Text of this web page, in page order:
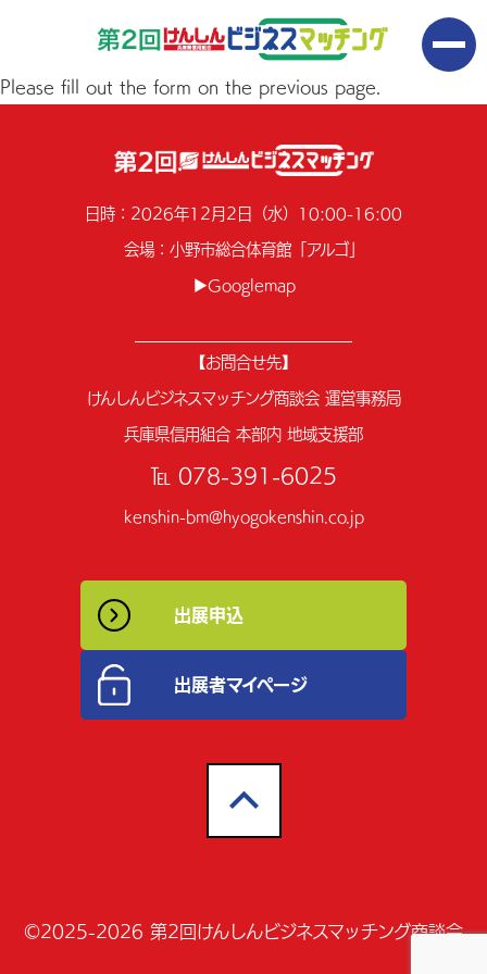
Please fill out the form on the previous page.
日時：2026年12月2日（水）10:00-16:00
会場：小野市総合体育館「アルゴ」
▶Googlemap
【お問合せ先】
けんしんビジネスマッチング商談会 運営事務局
兵庫県信用組合 本部内 地域支援部
℡ 078-391-6025
kenshin-bm@hyogokenshin.co.jp
出展申込
出展者マイページ
©2025-2026 第2回けんしんビジネスマッチング商談会